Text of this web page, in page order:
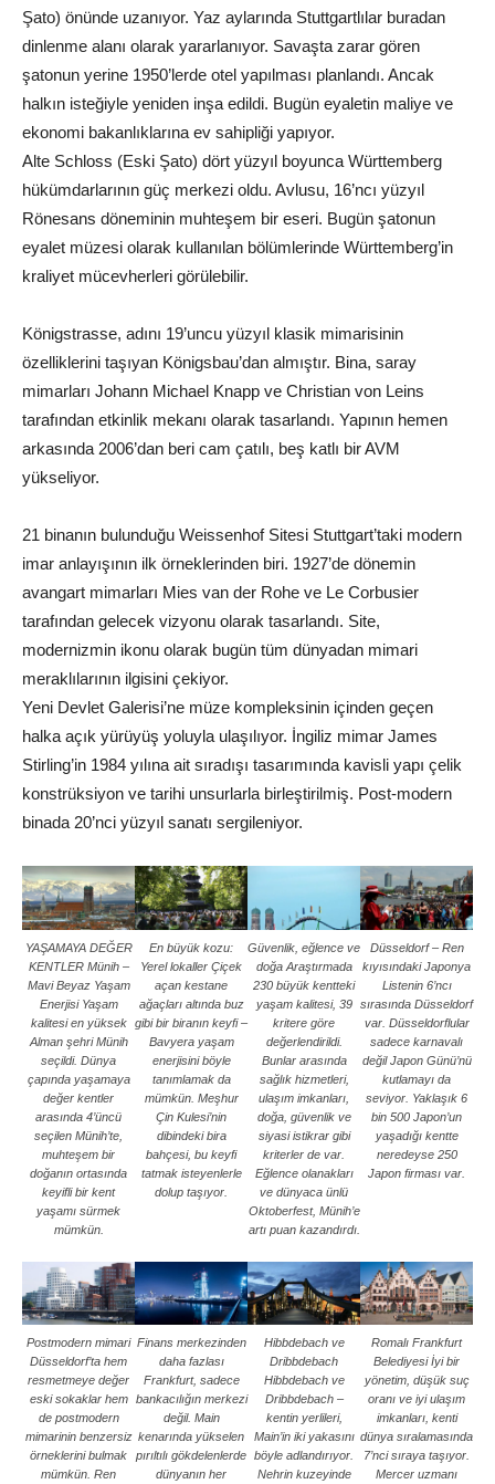
Şato) önünde uzanıyor. Yaz aylarında Stuttgartlılar buradan
dinlenme alanı olarak yararlanıyor. Savaşta zarar gören
şatonun yerine 1950’lerde otel yapılması planlandı. Ancak
halkın isteğiyle yeniden inşa edildi. Bugün eyaletin maliye ve
ekonomi bakanlıklarına ev sahipliği yapıyor.
Alte Schloss (Eski Şato) dört yüzyıl boyunca Württemberg
hükümdarlarının güç merkezi oldu. Avlusu, 16’ncı yüzyıl
Rönesans döneminin muhteşem bir eseri. Bugün şatonun
eyalet müzesi olarak kullanılan bölümlerinde Württemberg’in
kraliyet mücevherleri görülebilir.
Königstrasse, adını 19’uncu yüzyıl klasik mimarisinin
özelliklerini taşıyan Königsbau’dan almıştır. Bina, saray
mimarları Johann Michael Knapp ve Christian von Leins
tarafından etkinlik mekanı olarak tasarlandı. Yapının hemen
arkasında 2006’dan beri cam çatılı, beş katlı bir AVM
yükseliyor.
21 binanın bulunduğu Weissenhof Sitesi Stuttgart’taki modern
imar anlayışının ilk örneklerinden biri. 1927’de dönemin
avangart mimarları Mies van der Rohe ve Le Corbusier
tarafından gelecek vizyonu olarak tasarlandı. Site,
modernizmin ikonu olarak bugün tüm dünyadan mimari
meraklılarının ilgisini çekiyor.
Yeni Devlet Galerisi’ne müze kompleksinin içinden geçen
halka açık yürüyüş yoluyla ulaşılıyor. İngiliz mimar James
Stirling’in 1984 yılına ait sıradışı tasarımında kavisli yapı çelik
konstrüksiyon ve tarihi unsurlarla birleştirilmiş. Post-modern
binada 20’nci yüzyıl sanatı sergileniyor.
YAŞAMAYA DEĞER
KENTLER Münih –
Mavi Beyaz Yaşam
Enerjisi Yaşam
kalitesi en yüksek
Alman şehri Münih
seçildi. Dünya
çapında yaşamaya
değer kentler
arasında 4’üncü
seçilen Münih’te,
muhteşem bir
doğanın ortasında
keyifli bir kent
yaşamı sürmek
mümkün.
En büyük kozu:
Yerel lokaller Çiçek
açan kestane
ağaçları altında buz
gibi bir biranın keyfi –
Bavyera yaşam
enerjisini böyle
tanımlamak da
mümkün. Meşhur
Çin Kulesi’nin
dibindeki bira
bahçesi, bu keyfi
tatmak isteyenlerle
dolup taşıyor.
Güvenlik, eğlence ve
doğa Araştırmada
230 büyük kentteki
yaşam kalitesi, 39
kritere göre
değerlendirildi.
Bunlar arasında
sağlık hizmetleri,
ulaşım imkanları,
doğa, güvenlik ve
siyasi istikrar gibi
kriterler de var.
Eğlence olanakları
ve dünyaca ünlü
Oktoberfest, Münih’e
artı puan kazandırdı.
Düsseldorf – Ren
kıyısındaki Japonya
Listenin 6’ncı
sırasında Düsseldorf
var. Düsseldorflular
sadece karnavalı
değil Japon Günü’nü
kutlamayı da
seviyor. Yaklaşık 6
bin 500 Japon’un
yaşadığı kentte
neredeyse 250
Japon firması var.
Postmodern mimari
Düsseldorf’ta hem
resmetmeye değer
eski sokaklar hem
de postmodern
mimarinin benzersiz
örneklerini bulmak
mümkün. Ren
Finans merkezinden
daha fazlası
Frankfurt, sadece
bankacılığın merkezi
değil. Main
kenarında yükselen
pırıltılı gökdelenlerde
dünyanın her
Hibbdebach ve
Dribbdebach
Hibbdebach ve
Dribbdebach –
kentin yerlileri,
Main’in iki yakasını
böyle adlandırıyor.
Nehrin kuzeyinde
Romalı Frankfurt
Belediyesi İyi bir
yönetim, düşük suç
oranı ve iyi ulaşım
imkanları, kenti
dünya sıralamasında
7’nci sıraya taşıyor.
Mercer uzmanı